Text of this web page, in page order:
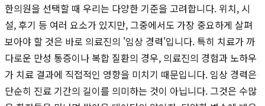
한의원을 선택할 때 우리는 다양한 기준을 고려합니다. 위치, 시
설, 후기 등 여러 요소가 있지만, 그중에서도 가장 중요하게 살펴
보아야 할 것은 바로 의료진의 '임상 경력'입니다. 특히 치료가 까
다로운 만성 통증이나 복합 질환의 경우, 의료진의 경험과 노하우
가 치료 결과에 직접적인 영향을 미치기 때문입니다. 임상 경력은
단순히 진료 기간의 길이를 의미하는 것이 아닙니다. 그것은 수많